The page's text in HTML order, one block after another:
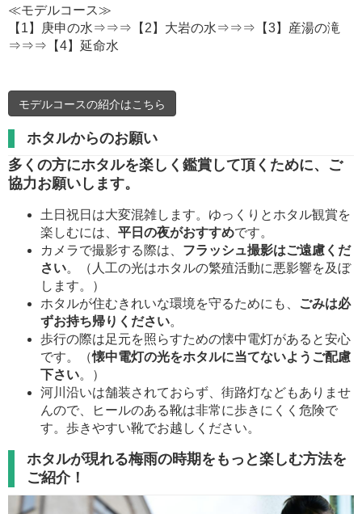
≪モデルコース≫
【1】庚申の水⇒⇒⇒【2】大岩の水⇒⇒⇒【3】産湯の滝
⇒⇒⇒【4】延命水
モデルコースの紹介はこちら
ホタルからのお願い
多くの方にホタルを楽しく鑑賞して頂くために、ご
協力お願いします。
土日祝日は大変混雑します。ゆっくりとホタル観賞を
楽しむには、 平日の夜がおすすめです。
カメラで撮影する際は、 フラッシュ撮影はご遠慮くだ
さい。（人工の光はホタルの繁殖活動に悪影響を及ぼ
します。）
ホタルが住むきれいな環境を守るためにも、
ごみは必
ずお持ち帰りください。
歩行の際は足元を照らすための懐中電灯があると安心
です。（懐中電灯の光をホタルに当てないようご配慮
下さい。）
河川沿いは舗装されておらず、街路灯などもありませ
んので、ヒールのある靴は非常に歩きにくく危険で
す。歩きやすい靴でお越しください。
ホタルが現れる梅雨の時期をもっと楽しむ方法を
ご紹介！